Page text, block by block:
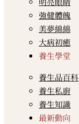
強健體魄
美夢綿綿
大病初癒
養生學堂
養生品百科
養生私廚
養生知識
最新動向